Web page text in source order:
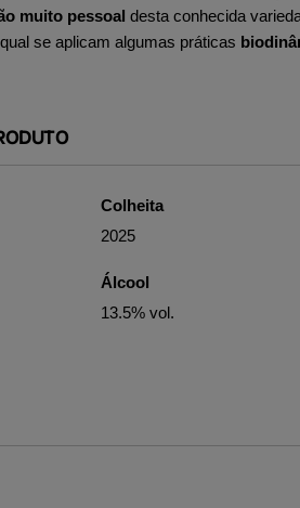
muito pessoal desta conhecida
se aplicam algumas práticas
Colheita
2025
Álcool
13.5% vol.